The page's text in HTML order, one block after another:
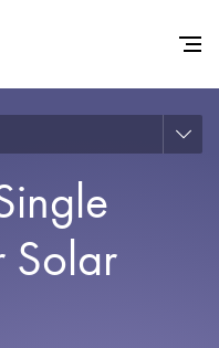
Solar
Início
Inversores de frequência
Suporte